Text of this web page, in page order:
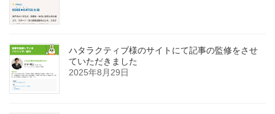
ハタラクティブ様のサイトにて記事の監修をさせ
ていただきました
2025年8月29日